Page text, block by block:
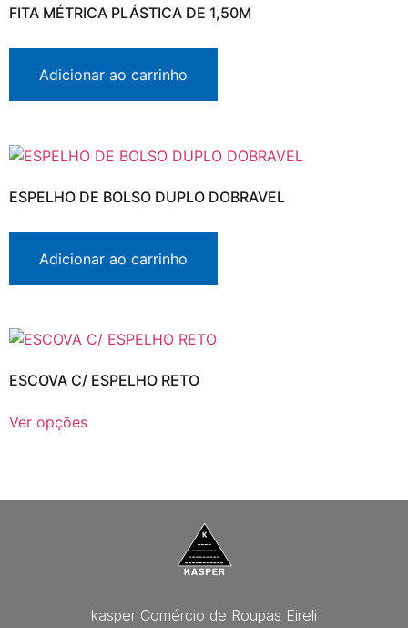
FITA MÉTRICA PLÁSTICA DE 1,50M
Adicionar ao carrinho
ESPELHO DE BOLSO DUPLO DOBRAVEL
Adicionar ao carrinho
ESCOVA C/ ESPELHO RETO
Ver opções
kasper Comércio de Roupas Eireli